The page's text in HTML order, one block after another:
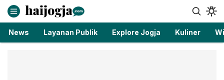
haijogja.com
Berita Jogja Terbaru dan Terkini
News Layanan Publik Explore Jogja Kuliner